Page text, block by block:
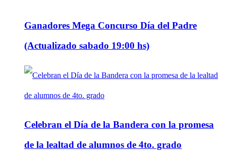
Ganadores Mega Concurso Día del Padre
(Actualizado sabado 19:00 hs)
Celebran el Día de la Bandera con la promesa
de la lealtad de alumnos de 4to. grado